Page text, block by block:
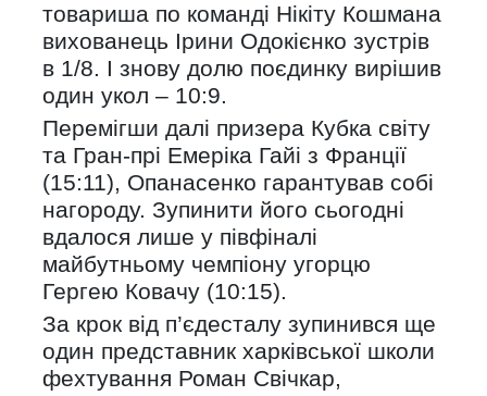
товариша по команді Нікіту Кошмана
вихованець Ірини Одокієнко зустрів
в 1/8. І знову долю поєдинку вирішив
один укол – 10:9.
Перемігши далі призера Кубка світу
та Гран-прі Емеріка Гайі з Франції
(15:11), Опанасенко гарантував собі
нагороду. Зупинити його сьогодні
вдалося лише у півфіналі
майбутньому чемпіону угорцю
Гергею Ковачу (10:15).
За крок від п’єдесталу зупинився ще
один представник харківської школи
фехтування Роман Свічкар,